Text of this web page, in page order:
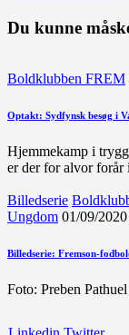
Du kunne
Boldklubben FREM
Optakt: Sydfynsk besøg i
Hjemmekamp i
er der for alvor
Billedserie
Ungdom 01/09/2020
Billedserie: Fremson-
Foto: Preben Pathuel